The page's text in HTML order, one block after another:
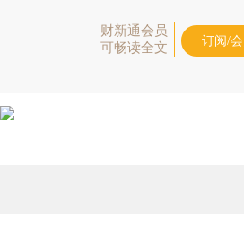
财新通会员
可畅读全文
订阅/